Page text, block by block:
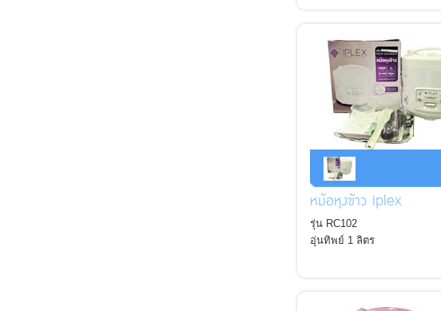
หม้อหุงข้าว iplex
รุ่น RC102
อุ่นทิพย์ 1 ลิตร